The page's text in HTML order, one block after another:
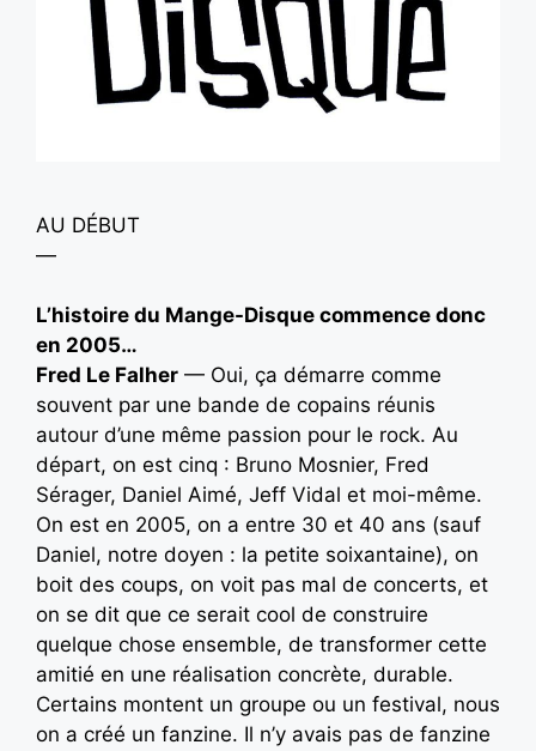
AU DÉBUT
—
L’histoire du Mange-Disque commence donc
en 2005…
Fred Le Falher — Oui, ça démarre comme
souvent par une bande de copains réunis
autour d’une même passion pour le rock. Au
départ, on est cinq : Bruno Mosnier, Fred
Sérager, Daniel Aimé, Jeff Vidal et moi-même.
On est en 2005, on a entre 30 et 40 ans (sauf
Daniel, notre doyen : la petite soixantaine), on
boit des coups, on voit pas mal de concerts, et
on se dit que ce serait cool de construire
quelque chose ensemble, de transformer cette
amitié en une réalisation concrète, durable.
Certains montent un groupe ou un festival, nous
on a créé un fanzine. Il n’y avais pas de fanzine